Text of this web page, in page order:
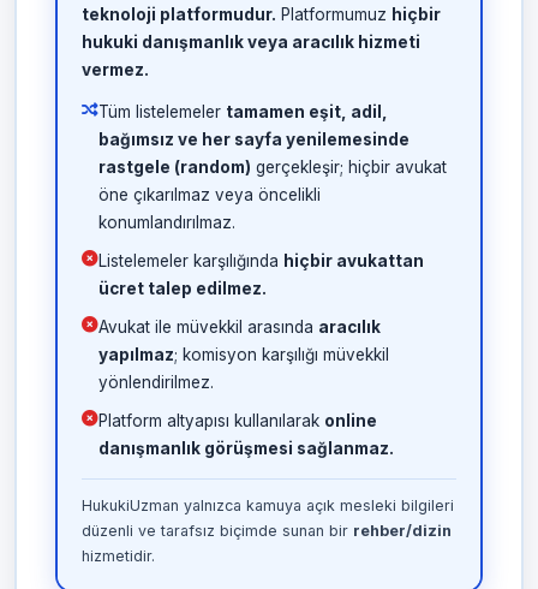
teknoloji platformudur. Platformumuz hiçbir
hukuki danışmanlık veya aracılık hizmeti
vermez.
Tüm listelemeler tamamen eşit, adil,
bağımsız ve her sayfa yenilemesinde
rastgele (random) gerçekleşir; hiçbir avukat
öne çıkarılmaz veya öncelikli
konumlandırılmaz.
Listelemeler karşılığında hiçbir avukattan
ücret talep edilmez.
Avukat ile müvekkil arasında aracılık
yapılmaz; komisyon karşılığı müvekkil
yönlendirilmez.
Platform altyapısı kullanılarak online
danışmanlık görüşmesi sağlanmaz.
HukukiUzman yalnızca kamuya açık mesleki bilgileri
düzenli ve tarafsız biçimde sunan bir rehber/dizin
hizmetidir.